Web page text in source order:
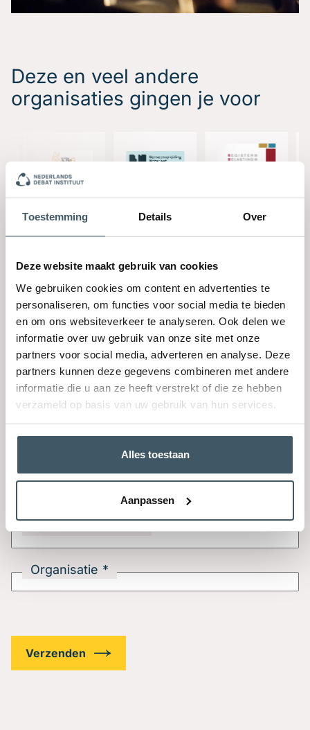
Toestemming Details Over
Deze website maakt gebruik van cookies
We gebruiken cookies om content en advertenties te
personaliseren, om functies voor social media te bieden
en om ons websiteverkeer te analyseren. Ook delen we
informatie over uw gebruik van onze site met onze
partners voor social media, adverteren en analyse. Deze
partners kunnen deze gegevens combineren met andere
informatie die u aan ze heeft verstrekt of die ze hebben
verzameld op basis van uw gebruik van hun services.
Alles toestaan
Aanpassen
Deze en veel andere
organisaties gingen je voor
Vraag offerte voor een
incompany training aan
Training
Voornaam
Achternaam
E-mail
Organisatie